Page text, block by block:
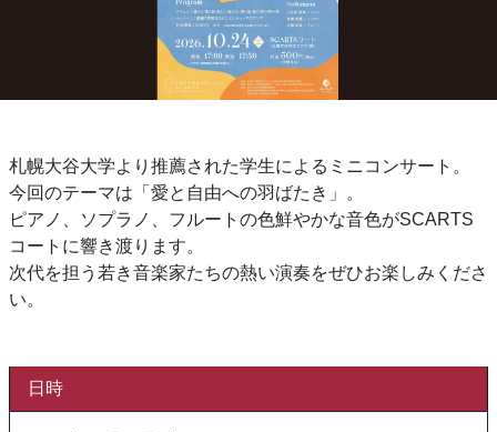
札幌大谷大学より推薦された学生によるミニコンサート。
今回のテーマは「愛と自由への羽ばたき」。
ピアノ、ソプラノ、フルートの色鮮やかな音色がSCARTS
コートに響き渡ります。
次代を担う若き音楽家たちの熱い演奏をぜひお楽しみくださ
い。
日時